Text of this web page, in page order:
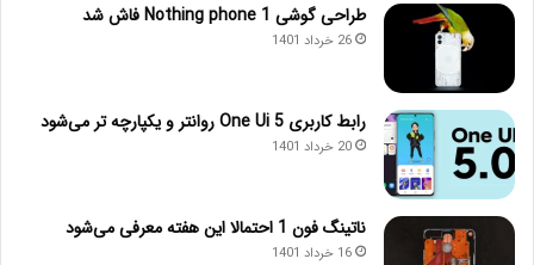
طراحی گوشی Nothing phone 1 فاش شد
26 خرداد 1401
رابط کاربری One Ui 5 روانتر و یکپارچه تر می‌شود
20 خرداد 1401
ناتینگ فون 1 احتمالا این هفته معرفی می‌شود
16 خرداد 1401